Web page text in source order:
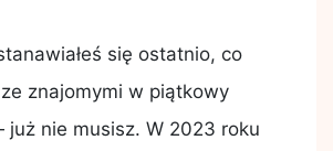
się ostatnio, co
znajomymi w piątkowy
nie musisz. W 2023 roku